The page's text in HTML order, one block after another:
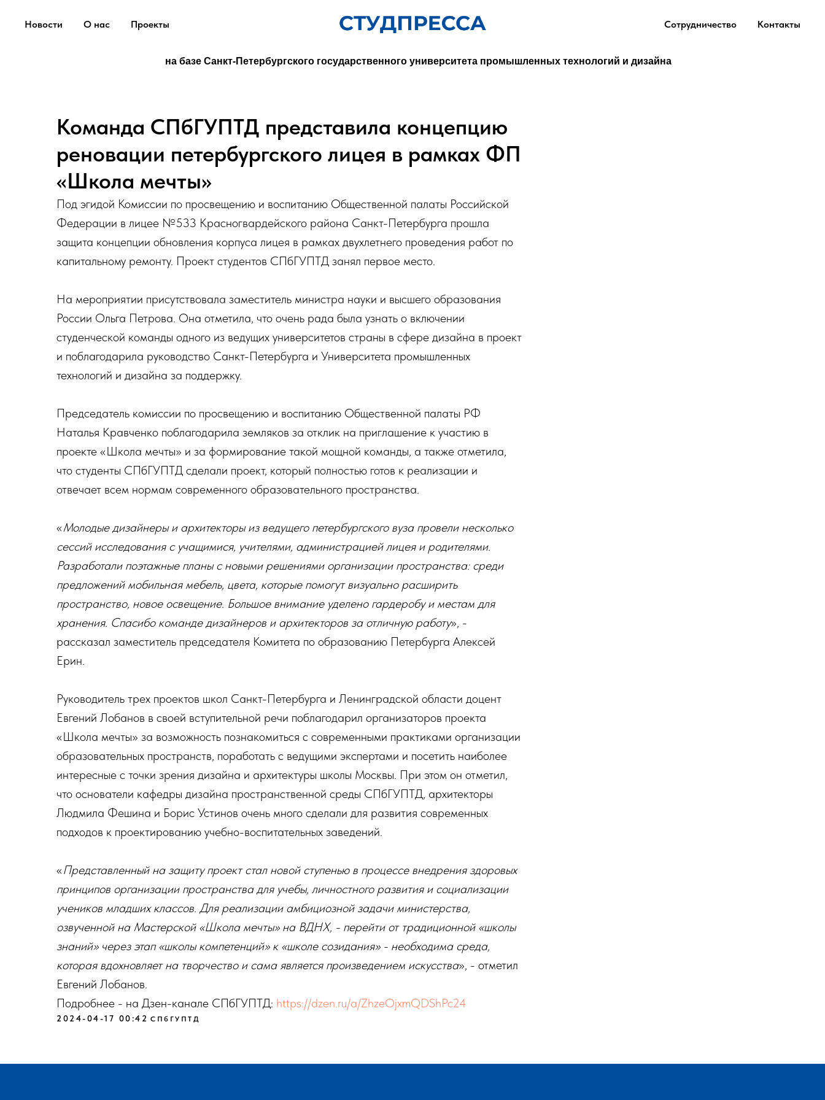
Новости О нас Проекты Сотрудничество Контакты
на базе Санкт-Петербургского государственного университета промышленных технологий и дизайна
Команда СПбГУПТД представила концепцию
реновации петербургского лицея в рамках ФП
«Школа мечты»
Под эгидой Комиссии по просвещению и воспитанию Общественной палаты Российской
Федерации в лицее №533 Красногвардейского района Санкт-Петербурга прошла
защита концепции обновления корпуса лицея в рамках двухлетнего проведения работ по
капитальному ремонту. Проект студентов СПбГУПТД занял первое место.
На мероприятии присутствовала заместитель министра науки и высшего образования
России Ольга Петрова. Она отметила, что очень рада была узнать о включении
студенческой команды одного из ведущих университетов страны в сфере дизайна в проект
и поблагодарила руководство Санкт-Петербурга и Университета промышленных
технологий и дизайна за поддержку.
Председатель комиссии по просвещению и воспитанию Общественной палаты РФ
Наталья Кравченко поблагодарила земляков за отклик на приглашение к участию в
проекте «Школа мечты» и за формирование такой мощной команды, а также отметила,
что студенты СПбГУПТД сделали проект, который полностью готов к реализации и
отвечает всем нормам современного образовательного пространства.
«Молодые дизайнеры и архитекторы из ведущего петербургского вуза провели несколько
сессий исследования с учащимися, учителями, администрацией лицея и родителями.
Разработали поэтажные планы с новыми решениями организации пространства: среди
предложений мобильная мебель, цвета, которые помогут визуально расширить
пространство, новое освещение. Большое внимание уделено гардеробу и местам для
хранения. Спасибо команде дизайнеров и архитекторов за отличную работу», -
рассказал заместитель председателя Комитета по образованию Петербурга Алексей
Ерин.
Руководитель трех проектов школ Санкт-Петербурга и Ленинградской области доцент
Евгений Лобанов в своей вступительной речи поблагодарил организаторов проекта
«Школа мечты» за возможность познакомиться с современными практиками организации
образовательных пространств, поработать с ведущими экспертами и посетить наиболее
интересные с точки зрения дизайна и архитектуры школы Москвы. При этом он отметил,
что основатели кафедры дизайна пространственной среды СПбГУПТД, архитекторы
Людмила Фешина и Борис Устинов очень много сделали для развития современных
подходов к проектированию учебно-воспитательных заведений.
«Представленный на защиту проект стал новой ступенью в процессе внедрения здоровых
принципов организации пространства для учебы, личностного развития и социализации
учеников младших классов. Для реализации амбициозной задачи министерства,
озвученной на Мастерской «Школа мечты» на ВДНХ, - перейти от традиционной «школы
знаний» через этап «школы компетенций» к «школе созидания» - необходима среда,
которая вдохновляет на творчество и сама является произведением искусства», - отметил
Евгений Лобанов.
Подробнее - на Дзен-канале СПбГУПТД: https://dzen.ru/a/ZhzeOjxmQDShPc24
2024-04-17 00:42 СПбГУПТД